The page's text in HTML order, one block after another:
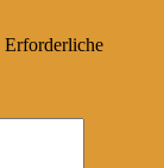
Erforderliche